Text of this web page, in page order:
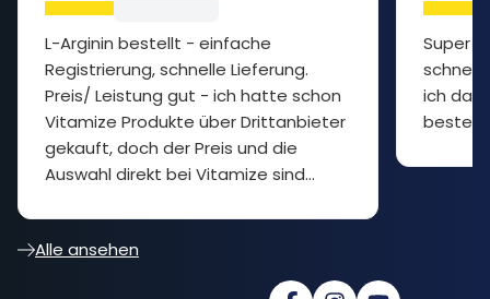
L-Arginin bestellt - einfache
Registrierung, schnelle Lieferung.
Preis/ Leistung gut - ich hatte schon
Vitamize Produkte über Drittanbieter
gekauft, doch der Preis und die
Auswahl direkt bei Vitamize sind
Super
ich das
Alle ansehen